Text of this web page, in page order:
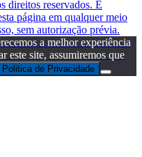
direitos reservados. É
página em qualquer meio
sem autorização prévia.
a melhor experiência
este site, assumiremos que
Politica de Privacidade